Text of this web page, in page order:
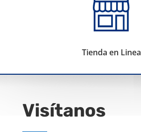
Tienda en Linea
Visítanos